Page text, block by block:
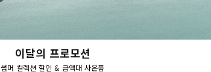
이달의 프로모션
썸머 컬렉션 할인 & 금액대 사은품